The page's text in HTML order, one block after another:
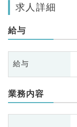
求人詳細
給与
給与
業務内容